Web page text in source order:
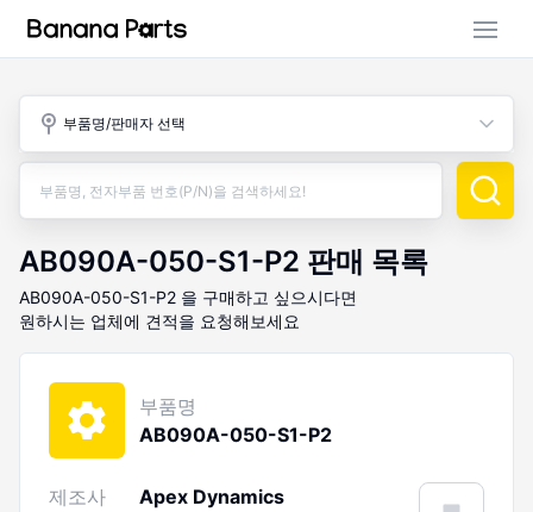
부품명/판매자 선택
AB090A-050-S1-P2 판매 목록
AB090A-050-S1-P2 을 구매하고 싶으시다면
원하시는 업체에 견적을 요청해보세요
부품명
AB090A-050-S1-P2
제조사
Apex Dynamics